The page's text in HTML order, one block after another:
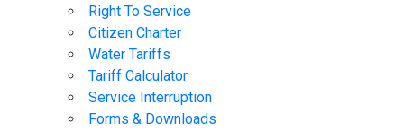
Right To Service
Citizen Charter
Water Tariffs
Tariff Calculator
Service Interruption
Forms & Downloads